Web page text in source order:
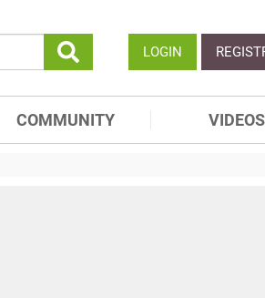
LOGIN
COMMUNITY VIDEOS